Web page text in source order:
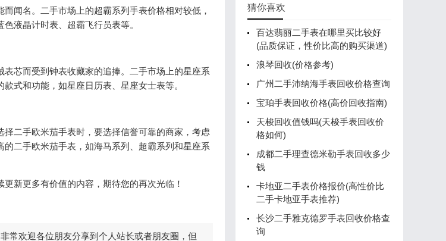
闻名。二手市场上的超霸系列手表价格相对较低，
液晶计时表、超霸飞行员表等。
芯而受到钟表收藏家的追捧。二手市场上的星座系
式和功能，如星座日历表、星座女士表等。
二手欧米茄手表时，要选择信誉可靠的商家，考虑
二手欧米茄手表，如海马系列、超霸系列和星座系
新更多有价值的内容，期待您的再次光临！
常欢迎各位朋友分享到个人站长或者朋友圈，但
猜你喜欢
百达翡丽二手表在哪里买比较好
(品质保证，性价比高的购买渠道)
浪琴回收(价格参考)
广州二手沛纳海手表回收价格查询
宝珀手表回收价格(高价回收指南)
天梭回收值钱吗(天梭手表回收价
格如何)
成都二手理查德米勒手表回收多少
钱
卡地亚二手表价格报价(高性价比
二手卡地亚手表推荐)
长沙二手雅克德罗手表回收价格查
询